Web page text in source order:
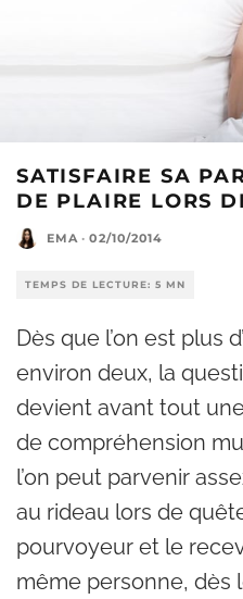
SATISFAIRE SA
DE PLAIRE LORS
EMA · 02/10/2014
TEMPS DE LECTURE: 5 MN
Dès que l’on est plus
environ deux, la
devient avant tout
de compréhension
l’on peut parvenir
au rideau lors de
pourvoyeur et le
même personne, dès